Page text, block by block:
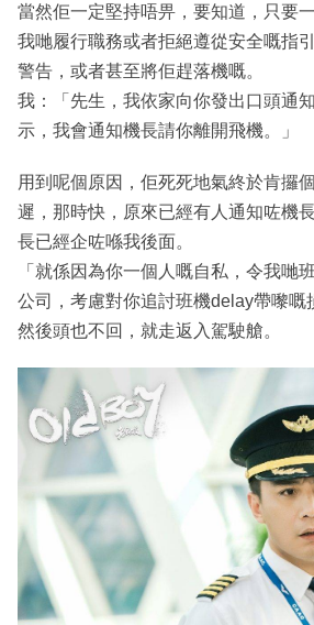
當然佢一定堅持唔畀，要知道，只要
我哋履行職務或者拒絕遵從安全嘅指
警告，或者甚至將佢趕落機嘅。
我：「先生，我依家向你發出口頭通
示，我會通知機長請你離開飛機。」
用到呢個原因，佢死死地氣終於肯攞
遲，那時快，原來已經有人通知咗機
長已經企咗喺我後面。
「就係因為你一個人嘅自私，令我哋
公司，考慮對你追討班機delay帶嚟嘅
然後頭也不回，就走返入駕駛艙。